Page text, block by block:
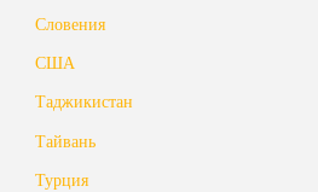
Словения
США
Таджикистан
Тайвань
Турция